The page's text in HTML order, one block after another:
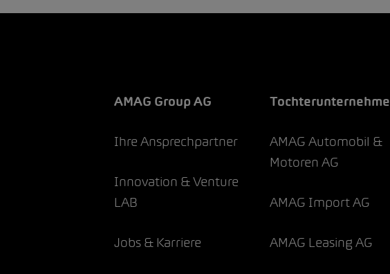
AMAG Group AG
Ihre Ansprechpartner
Innovation & Venture
LAB
Jobs & Karriere
AMAG Automobil &
Motoren AG
AMAG Import AG
AMAG Leasing AG